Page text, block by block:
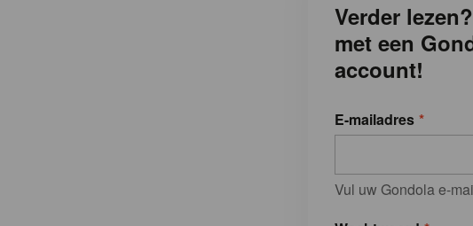
Verder
met een
account!
E-mailadres
Vul uw Gondola e-